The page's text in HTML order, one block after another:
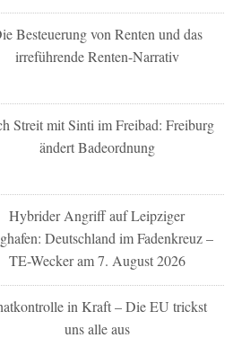
Besteuerung von Renten und das
irreführende Renten-Narrativ
Streit mit Sinti im Freibad: Freiburg
ändert Badeordnung
Hybrider Angriff auf Leipziger
Deutschland im Fadenkreuz –
TE-Wecker am 7. August 2026
in Kraft – Die EU trickst
uns alle aus